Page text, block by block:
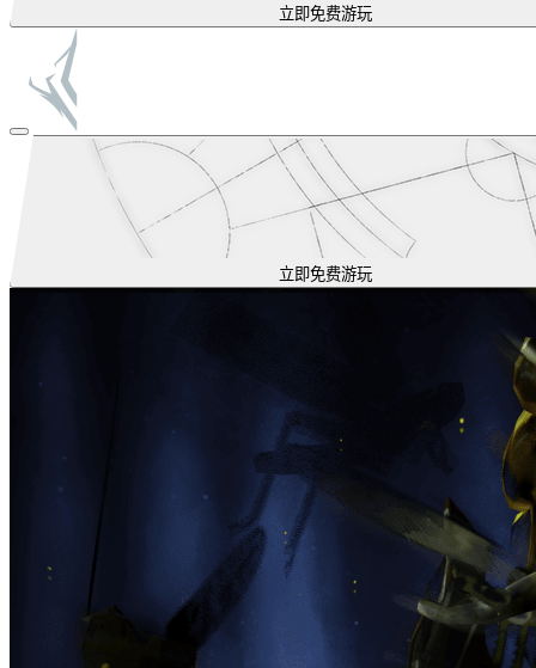
立即免费游玩
立即免费游玩